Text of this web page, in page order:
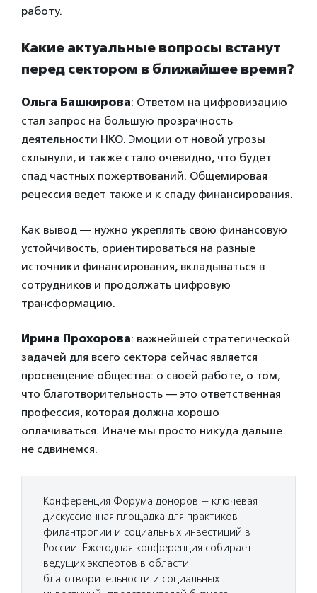
работу.
Какие актуальные вопросы встанут
перед сектором в ближайшее время?
Ольга Башкирова: Ответом на цифровизацию
стал запрос на большую прозрачность
деятельности НКО. Эмоции от новой угрозы
схлынули, и также стало очевидно, что будет
спад частных пожертвований. Общемировая
рецессия ведет также и к спаду финансирования.
Как вывод — нужно укреплять свою финансовую
устойчивость, ориентироваться на разные
источники финансирования, вкладываться в
сотрудников и продолжать цифровую
трансформацию.
Ирина Прохорова: важнейшей стратегической
задачей для всего сектора сейчас является
просвещение общества: о своей работе, о том,
что благотворительность — это ответственная
профессия, которая должна хорошо
оплачиваться. Иначе мы просто никуда дальше
не сдвинемся.
Конференция Форума доноров — ключевая
дискуссионная площадка для практиков
филантропии и социальных инвестиций в
России. Ежегодная конференция собирает
ведущих экспертов в области
благотворительности и социальных